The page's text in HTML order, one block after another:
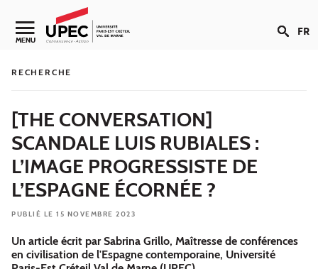
Aller au contenu
Navigation secondaire
MENU FR
RECHERCHE
[THE CONVERSATION]
SCANDALE LUIS RUBIALES :
L’IMAGE PROGRESSISTE DE
L’ESPAGNE ÉCORNÉE ?
PUBLIÉ LE 15 NOVEMBRE 2023
Un article écrit par Sabrina Grillo, Maîtresse de conférences
en civilisation de l'Espagne contemporaine, Université